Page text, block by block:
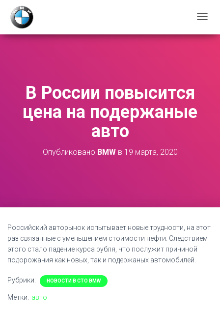
Е
В России повысится
цена на подержаные
авто
Опубликовано BMWв 19 марта, 2020
Российский авторынок испытывает новые трудности, на этот
раз связанные с уменьшением стоимости нефти. Следствием
этого стало падение курса рубля, что послужит причиной
подорожания как новых, так и подержаных автомобилей.
Рубрики: НОВОСТИ В СТО BMW
Метки: авто